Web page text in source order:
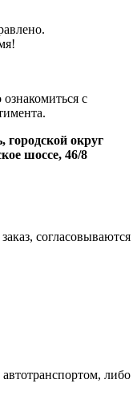
с
городской округ
шоссе, 46/8
согласовываются
либо